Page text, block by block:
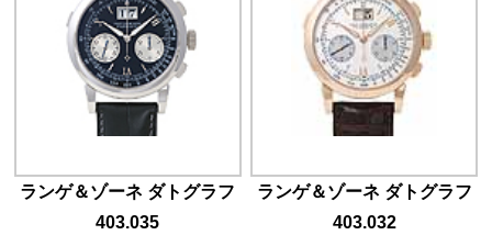
ランゲ＆ゾーネ ダトグラフ
403.035
ランゲ＆ゾーネ ダトグラフ
403.032